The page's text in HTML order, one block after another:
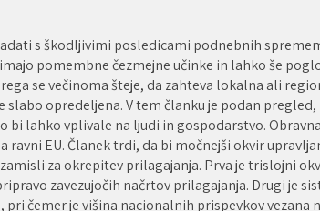
s škodljivimi posledicami podnebnih
pomembne čezmejne učinke in lahko še
se večinoma šteje, da zahteva lokalna ali
slabo opredeljena. V tem članku je podan
bi lahko vplivale na ljudi in gospodarstvo.
ravni EU. Članek trdi, da bi močnejši okvir
za okrepitev prilagajanja. Prva je trislojni
zavezujočih načrtov prilagajanja. Drugi je
čemer je višina nacionalnih prispevkov vezana